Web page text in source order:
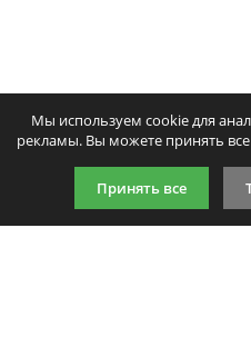
Мы используем cookie для
рекламы. Вы можете принять
Принять все